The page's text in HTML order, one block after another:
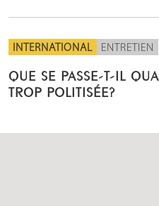
INTERNATIONAL ENTRETIEN
QUE SE PASSE-T-IL
TROP POLITISÉE?